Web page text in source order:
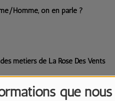
que
Homme, on en parle ?
métiers de La Rose Des Vents